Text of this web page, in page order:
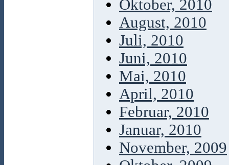
Oktober, 2010
August, 2010
Juli, 2010
Juni, 2010
Mai, 2010
April, 2010
Februar, 2010
Januar, 2010
November, 2009